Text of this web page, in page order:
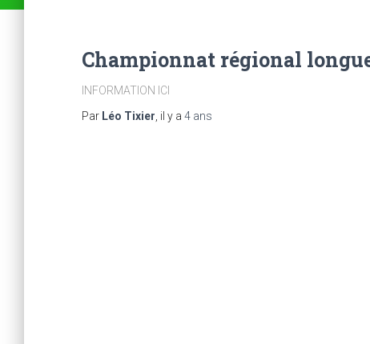
Championnat régional
INFORMATION ICI
Par Léo Tixier , il y a 4 ans